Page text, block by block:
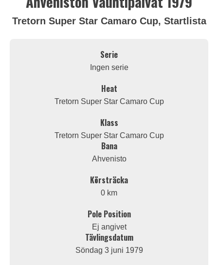
Tretorn Super Star Camaro Cup, Startlista
Serie
Ingen serie
Heat
Tretorn Super Star Camaro Cup
Klass
Tretorn Super Star Camaro Cup
Bana
Ahvenisto
Körsträcka
0 km
Pole Position
Ej angivet
Tävlingsdatum
Söndag 3 juni 1979